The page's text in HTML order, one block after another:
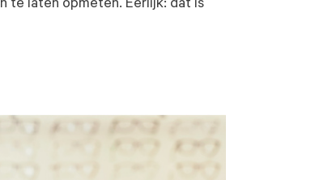
te laten opmeten. Eerlijk: dat is